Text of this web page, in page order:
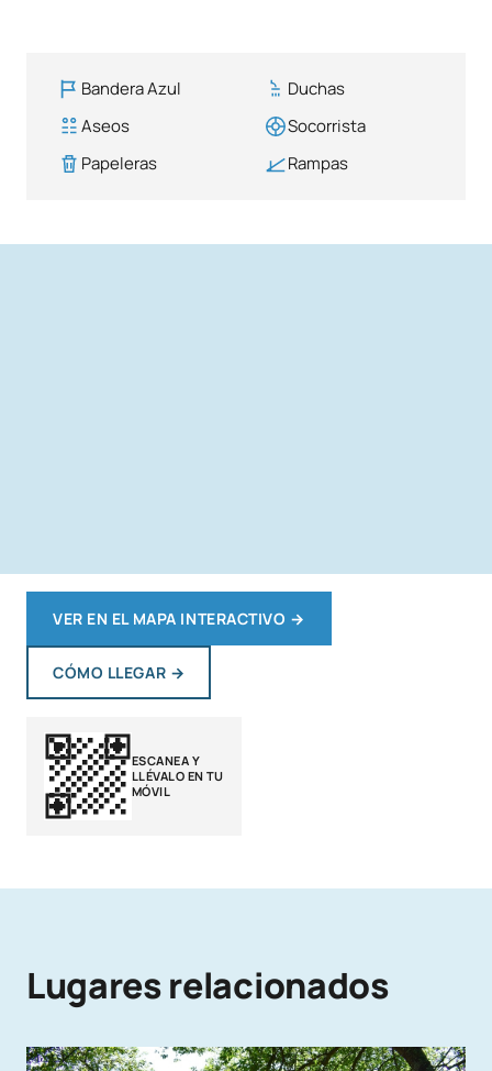
Bandera Azul
Duchas
Aseos
Socorrista
Papeleras
Rampas
VER EN EL MAPA INTERACTIVO →
CÓMO LLEGAR →
ESCANEA Y
LLÉVALO EN TU
MÓVIL
Lugares relacionados